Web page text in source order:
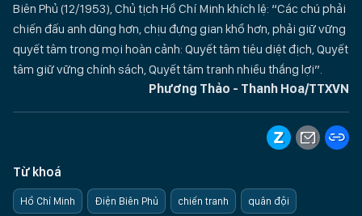
Biên Phủ (12/1953), Chủ tịch Hồ Chí Minh khích lệ: “Các chú phải
chiến đấu anh dũng hơn, chịu đựng gian khổ hơn, phải giữ vững
quyết tâm trong mọi hoàn cảnh: Quyết tâm tiêu diệt địch, Quyết
tâm giữ vững chính sách, Quyết tâm tranh nhiều thắng lợi”.
Phương Thảo - Thanh Hoa/TTXVN
Từ khoá
Hồ Chí Minh Điện Biên Phủ chiến tranh quân đội